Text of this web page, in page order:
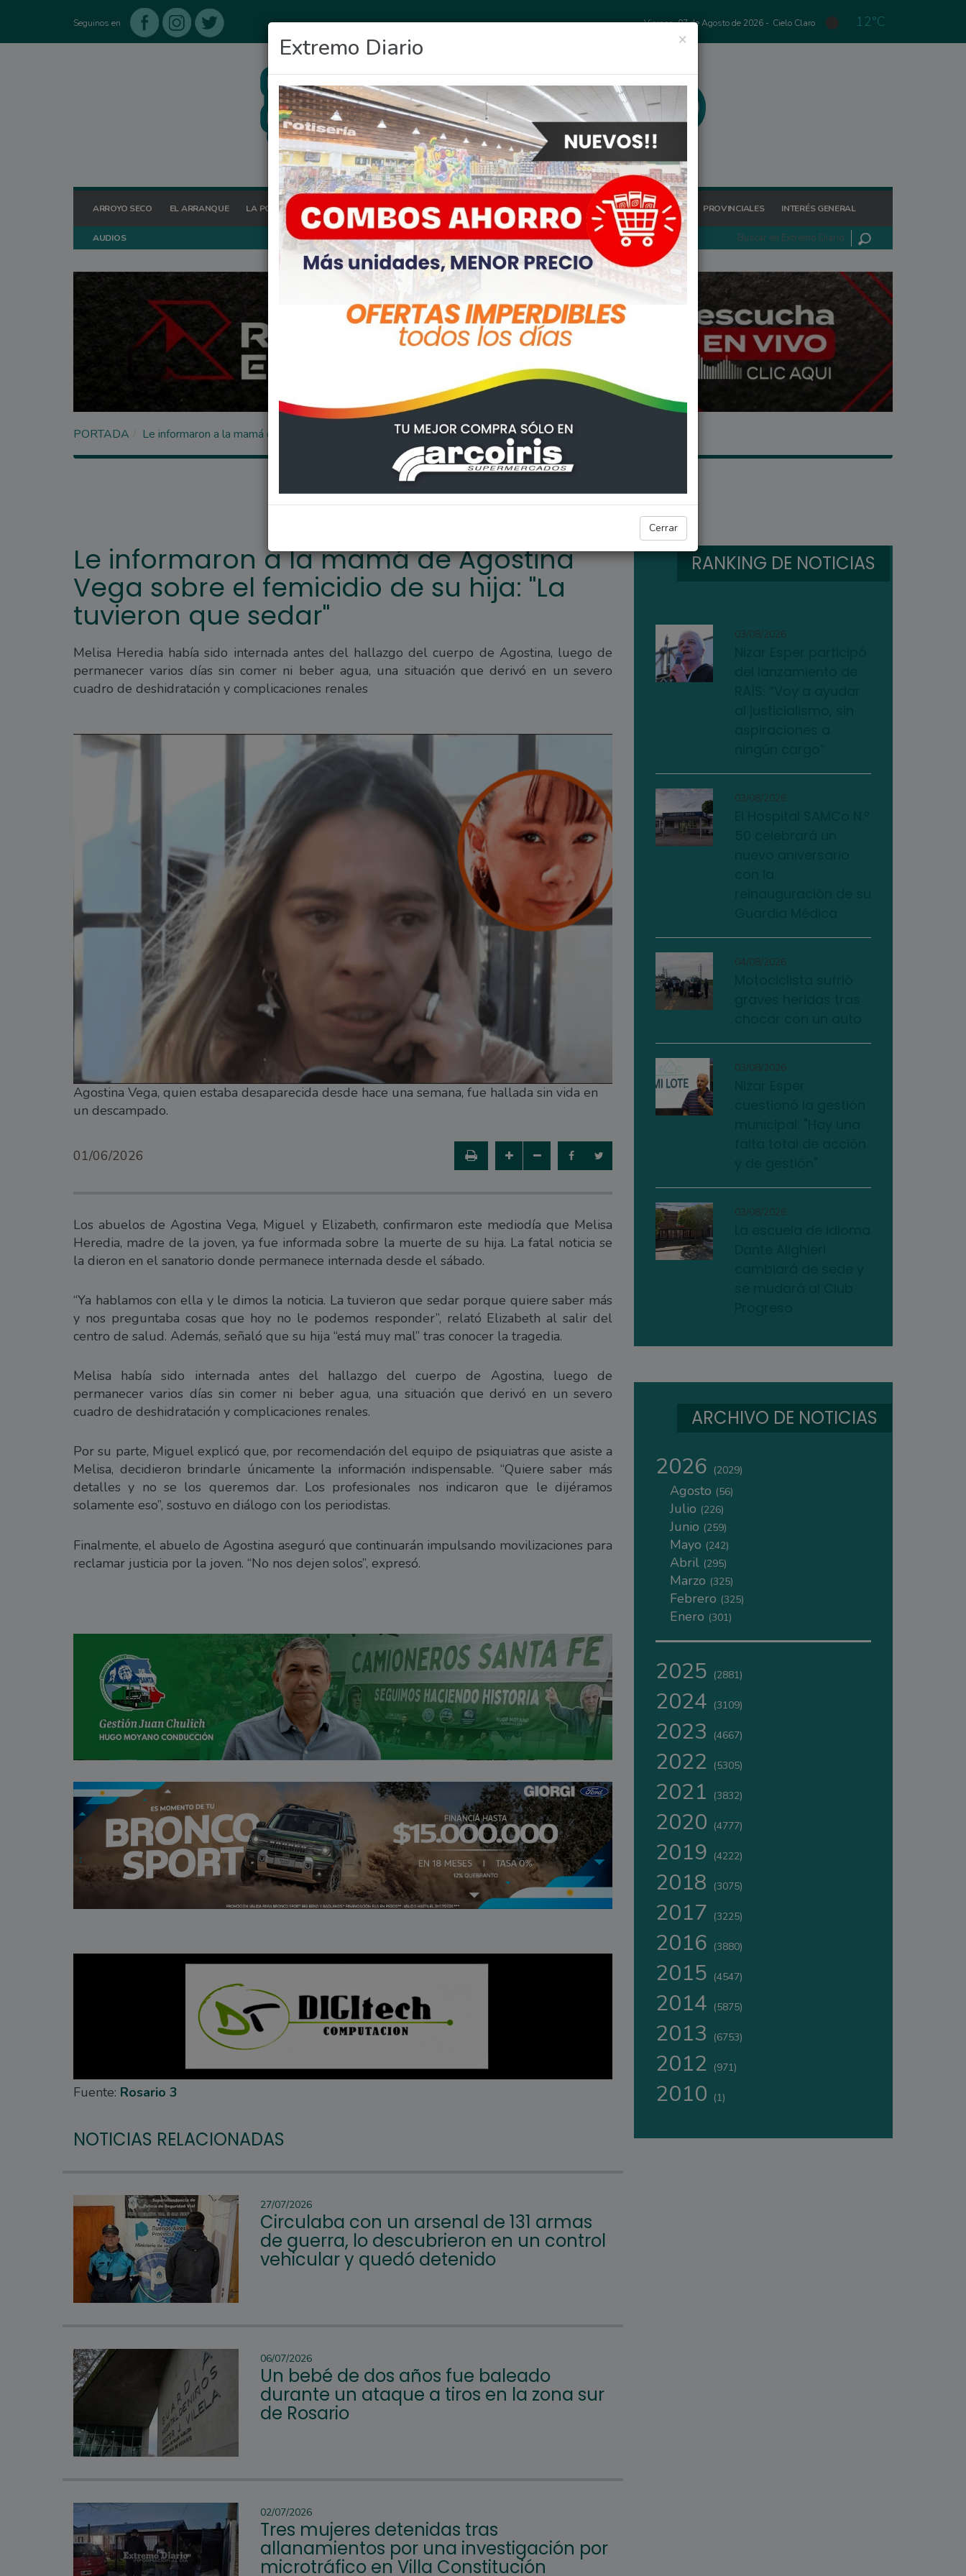
Seguinos en Viernes, 07 de Agosto de 2026 - Cielo Claro 12°C
ARROYO SECO EL ARRANQUE LA POSTA HOY OCIO DEPORTES FIGHIERA GENERAL LAGOS POLICIALES REGIONALES PROVINCIALES INTERÉS GENERAL
AUDIOS
×
Extremo Diario
Cerrar
PORTADA Le informaron a la mamá de Agostina Vega sobre el femicidio de su hija: "La tuvieron que sedar"
POLICIALES
Le informaron a la mamá de Agostina
Vega sobre el femicidio de su hija: "La
tuvieron que sedar"
Melisa Heredia había sido internada antes del hallazgo del cuerpo de Agostina, luego de
permanecer varios días sin comer ni beber agua, una situación que derivó en un severo
cuadro de deshidratación y complicaciones renales
Agostina Vega, quien estaba desaparecida desde hace una semana, fue hallada sin vida en
un descampado.
01/06/2026
Los abuelos de Agostina Vega, Miguel y Elizabeth, confirmaron este mediodía que Melisa
Heredia, madre de la joven, ya fue informada sobre la muerte de su hija. La fatal noticia se
la dieron en el sanatorio donde permanece internada desde el sábado.
“Ya hablamos con ella y le dimos la noticia. La tuvieron que sedar porque quiere saber más
y nos preguntaba cosas que hoy no le podemos responder”, relató Elizabeth al salir del
centro de salud. Además, señaló que su hija “está muy mal” tras conocer la tragedia.
Melisa había sido internada antes del hallazgo del cuerpo de Agostina, luego de
permanecer varios días sin comer ni beber agua, una situación que derivó en un severo
cuadro de deshidratación y complicaciones renales.
Por su parte, Miguel explicó que, por recomendación del equipo de psiquiatras que asiste a
Melisa, decidieron brindarle únicamente la información indispensable. “Quiere saber más
detalles y no se los queremos dar. Los profesionales nos indicaron que le dijéramos
solamente eso”, sostuvo en diálogo con los periodistas.
Finalmente, el abuelo de Agostina aseguró que continuarán impulsando movilizaciones para
reclamar justicia por la joven. “No nos dejen solos”, expresó.
Fuente: Rosario 3
NOTICIAS RELACIONADAS
27/07/2026
Circulaba con un arsenal de 131 armas
de guerra, lo descubrieron en un control
vehicular y quedó detenido
06/07/2026
Un bebé de dos años fue baleado
durante un ataque a tiros en la zona sur
de Rosario
02/07/2026
Tres mujeres detenidas tras
allanamientos por una investigación por
microtráfico en Villa Constitución
RANKING DE NOTICIAS
03/08/2026
03/08/2026
04/08/2026
03/08/2026
03/08/2026
ARCHIVO DE NOTICIAS
2026 (2029)
Agosto (56)
Julio (226)
Junio (259)
Mayo (242)
Abril (295)
Marzo (325)
Febrero (325)
Enero (301)
2025 (2881)
2024 (3109)
2023 (4667)
2022 (5305)
2021 (3832)
2020 (4777)
2019 (4222)
2018 (3075)
2017 (3225)
2016 (3880)
2015 (4547)
2014 (5875)
2013 (6753)
2012 (971)
2010 (1)